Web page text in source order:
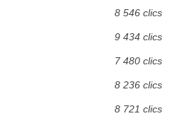
8 546 clics
9 434 clics
7 480 clics
8 236 clics
8 721 clics